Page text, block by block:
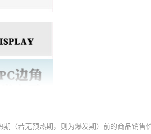
（若无预热期，则为爆发期）前的商品销售